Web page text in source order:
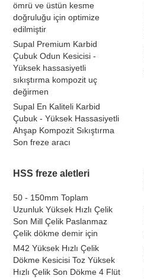
ömrü ve üstün kesme
doğruluğu için optimize
edilmiştir
Supal Premium Karbid
Çubuk Odun Kesicisi -
Yüksek hassasiyetli
sıkıştırma kompozit uç
değirmen
Supal En Kaliteli Karbid
Çubuk - Yüksek Hassasiyetli
Ahşap Kompozit Sıkıştırma
Son freze aracı
HSS freze aletleri
50 - 150mm Toplam
Uzunluk Yüksek Hızlı Çelik
Son Mill Çelik Paslanmaz
Çelik dökme demir için
M42 Yüksek Hızlı Çelik
Dökme Kesicisi Toz Yüksek
Hızlı Çelik Son Dökme 4 Flüt